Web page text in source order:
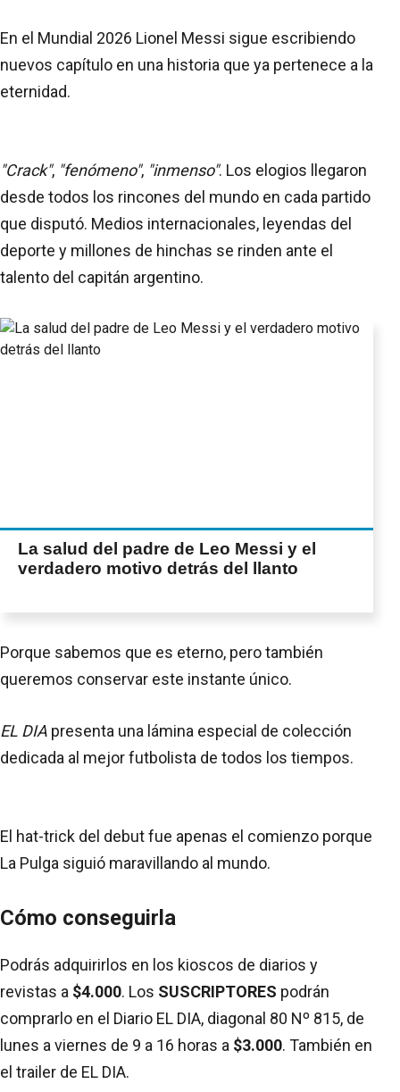
En el Mundial 2026 Lionel Messi sigue escribiendo
nuevos capítulo en una historia que ya pertenece a la
eternidad.
"Crack", "fenómeno", "inmenso". Los elogios llegaron
desde todos los rincones del mundo en cada partido
que disputó. Medios internacionales, leyendas del
deporte y millones de hinchas se rinden ante el
talento del capitán argentino.
La salud del padre de Leo Messi y el
verdadero motivo detrás del llanto
Porque sabemos que es eterno, pero también
queremos conservar este instante único.
EL DIA presenta una lámina especial de colección
dedicada al mejor futbolista de todos los tiempos.
El hat-trick del debut fue apenas el comienzo porque
La Pulga siguió maravillando al mundo.
Cómo conseguirla
Podrás adquirirlos en los kioscos de diarios y
revistas a $4.000. Los SUSCRIPTORES podrán
comprarlo en el Diario EL DIA, diagonal 80 Nº 815, de
lunes a viernes de 9 a 16 horas a $3.000. También en
el trailer de EL DIA.